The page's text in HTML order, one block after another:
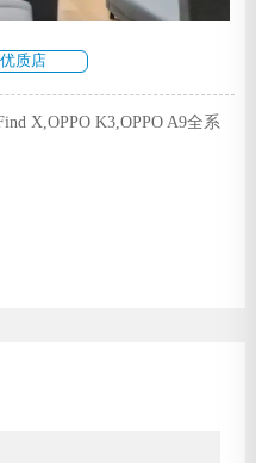
优质店
X,OPPO K3,OPPO A9全系